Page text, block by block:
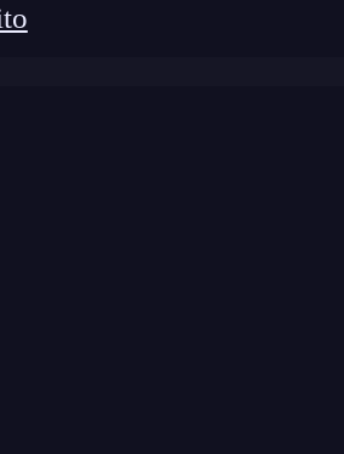
consiste en una columna
crucial en la preservación de la